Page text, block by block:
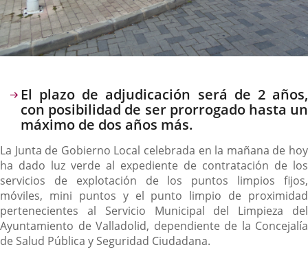
Descripción
El plazo de adjudicación será de 2 años,
con posibilidad de ser prorrogado hasta un
máximo de dos años más.
La Junta de Gobierno Local celebrada en la mañana de hoy
ha dado luz verde al expediente de contratación de los
servicios de explotación de los puntos limpios fijos,
móviles, mini puntos y el punto limpio de proximidad
pertenecientes al Servicio Municipal del Limpieza del
Ayuntamiento de Valladolid, dependiente de la Concejalía
de Salud Pública y Seguridad Ciudadana.